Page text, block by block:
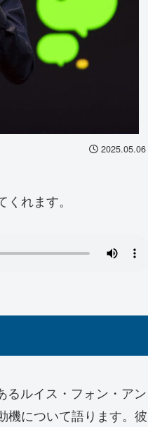
2025.05.06
れます。
るルイス・フォン・アン
機について語ります。彼